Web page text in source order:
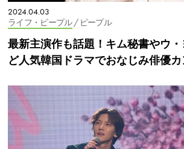
2024.04.03
ライフ・ピープル/ ピープル
最新主演作も話題！キム秘書やウ
ど人気韓国ドラマでおなじみ俳優